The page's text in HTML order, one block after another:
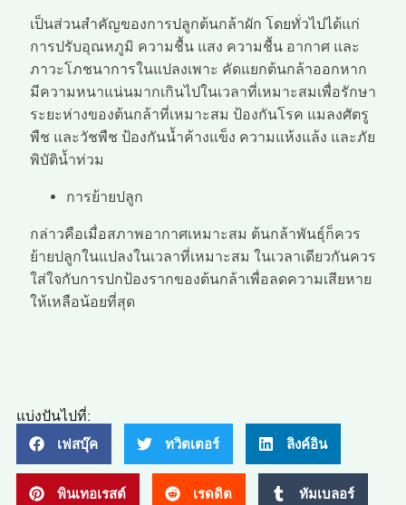
เป็นส่วนสำคัญของการปลูกต้นกล้าผัก โดยทั่วไปได้แก่
การปรับอุณหภูมิ ความชื้น แสง ความชื้น อากาศ และ
ภาวะโภชนาการในแปลงเพาะ คัดแยกต้นกล้าออกหาก
มีความหนาแน่นมากเกินไปในเวลาที่เหมาะสมเพื่อรักษา
ระยะห่างของต้นกล้าที่เหมาะสม ป้องกันโรค แมลงศัตรู
พืช และวัชพืช ป้องกันน้ำค้างแข็ง ความแห้งแล้ง และภัย
พิบัติน้ำท่วม
การย้ายปลูก
กล่าวคือเมื่อสภาพอากาศเหมาะสม ต้นกล้าพันธุ์ก็ควร
ย้ายปลูกในแปลงในเวลาที่เหมาะสม ในเวลาเดียวกันควร
ใส่ใจกับการปกป้องรากของต้นกล้าเพื่อลดความเสียหาย
ให้เหลือน้อยที่สุด
แบ่งปันไปที่:
เฟสบุ๊ค ทวิตเตอร์ ลิงค์อิน
พินเทอเรสต์ เรดดิต ทัมเบลอร์